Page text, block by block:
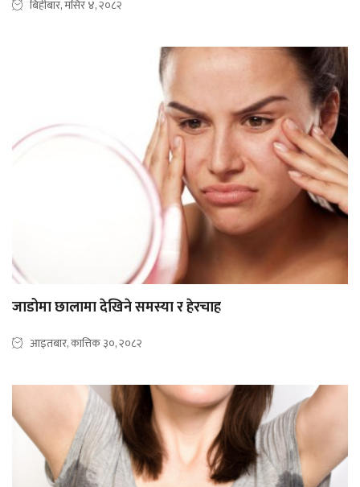
बिहीबार, मंसिर ४, २०८२
जाडोमा छालामा देखिने समस्या र हेरचाह
आइतबार, कात्तिक ३०, २०८२